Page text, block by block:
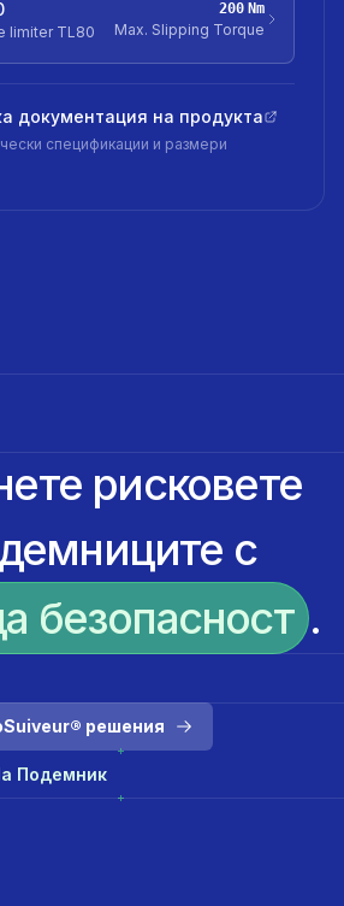
limiter TL80
200 Nm
Max. Slipping Torque
документация на продукта
спецификации и размери
рисковете
с
безопасност .
решения
Подемник